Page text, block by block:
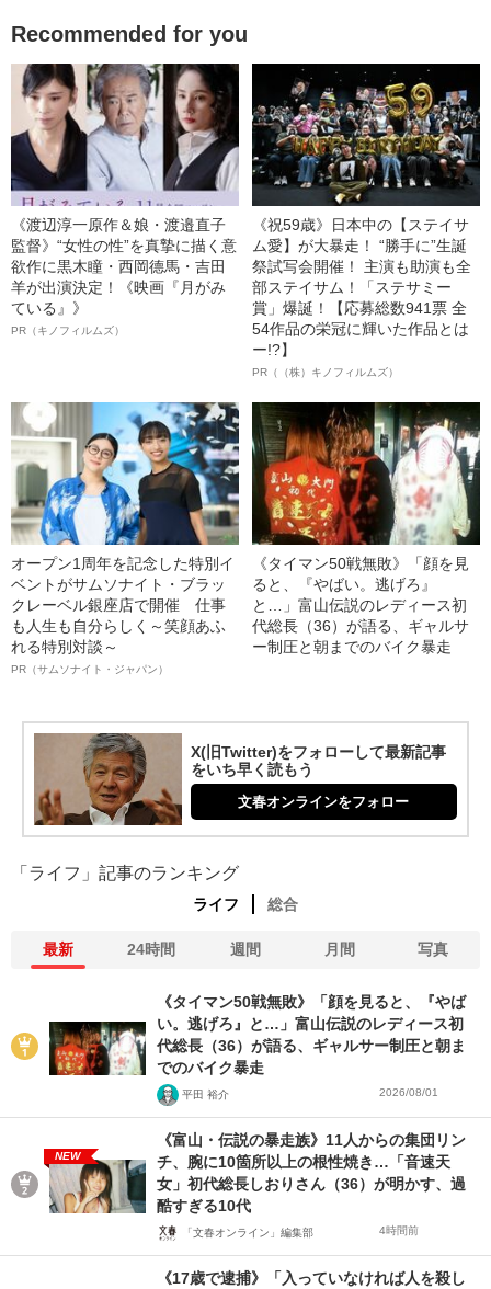
Recommended for you
《渡辺淳一原作＆娘・渡邉直子
監督》“女性の性”を真摯に描く意
欲作に黒木瞳・西岡德馬・吉田
羊が出演決定！《映画『月がみ
ている』》
PR（キノフィルムズ）
《祝59歳》日本中の【ステイサ
ム愛】が大暴走！ “勝手に”生誕
祭試写会開催！ 主演も助演も全
部ステイサム！「ステサミー
賞」爆誕！【応募総数941票 全
54作品の栄冠に輝いた作品とは
ー!?】
PR（（株）キノフィルムズ）
オープン1周年を記念した特別イ
ベントがサムソナイト・ブラッ
クレーベル銀座店で開催 仕事
も人生も自分らしく～笑顔あふ
れる特別対談～
PR（サムソナイト・ジャパン）
《タイマン50戦無敗》「顔を見
ると、『やばい。逃げろ』
と…」富山伝説のレディース初
代総長（36）が語る、ギャルサ
ー制圧と朝までのバイク暴走
X(旧Twitter)をフォローして最新記事
をいち早く読もう
文春オンラインをフォロー
「ライフ」記事のランキング
ライフ 総合
最新 24時間 週間 月間 写真
《タイマン50戦無敗》「顔を見ると、『やば
い。逃げろ』と…」富山伝説のレディース初
代総長（36）が語る、ギャルサー制圧と朝ま
でのバイク暴走
平田 裕介 2026/08/01
NEW
《富山・伝説の暴走族》11人からの集団リン
チ、腕に10箇所以上の根性焼き…「音速天
女」初代総長しおりさん（36）が明かす、過
酷すぎる10代
「文春オンライン」編集部 4時間前
《17歳で逮捕》「入っていなければ人を殺し